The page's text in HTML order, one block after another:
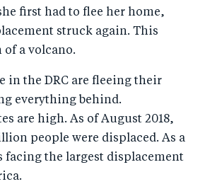
first had to flee her home,
struck again. This
a volcano.
in the DRC are fleeing their
everything behind.
are high. As of August 2018,
people were displaced. As a
facing the largest displacement